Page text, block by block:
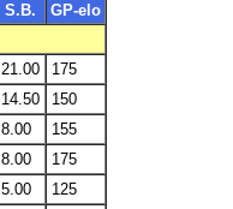
S.B.
GP-elo
21.00
175
14.50
150
8.00
155
8.00
175
5.00
125